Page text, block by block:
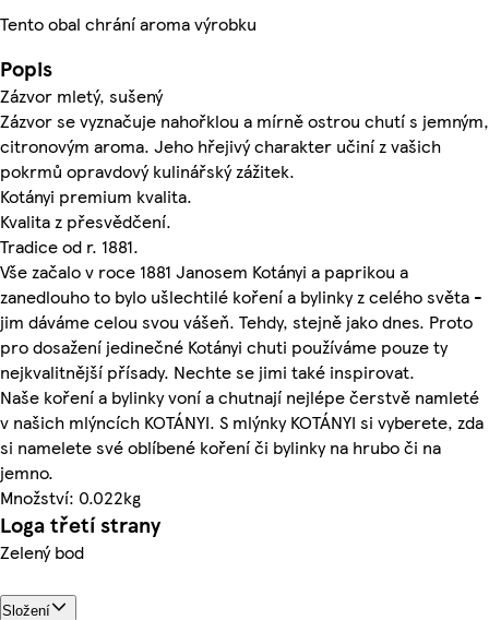
Tento obal chrání aroma výrobku
Popis
Zázvor mletý, sušený
Zázvor se vyznačuje nahořklou a mírně ostrou chutí s jemným,
citronovým aroma. Jeho hřejivý charakter učiní z vašich
pokrmů opravdový kulinářský zážitek.
Kotányi premium kvalita.
Kvalita z přesvědčení.
Tradice od r. 1881.
Vše začalo v roce 1881 Janosem Kotányi a paprikou a
zanedlouho to bylo ušlechtilé koření a bylinky z celého světa -
jim dáváme celou svou vášeň. Tehdy, stejně jako dnes. Proto
pro dosažení jedinečné Kotányi chuti používáme pouze ty
nejkvalitnější přísady. Nechte se jimi také inspirovat.
Naše koření a bylinky voní a chutnají nejlépe čerstvě namleté
v našich mlýncích KOTÁNYI. S mlýnky KOTÁNYI si vyberete, zda
si namelete své oblíbené koření či bylinky na hrubo či na
jemno.
Množství: 0.022kg
Loga třetí strany
Zelený bod
Složení